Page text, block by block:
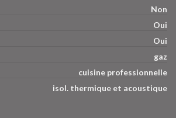
Non
Oui
Oui
gaz
cuisine professionnelle
isol. thermique et acoustique